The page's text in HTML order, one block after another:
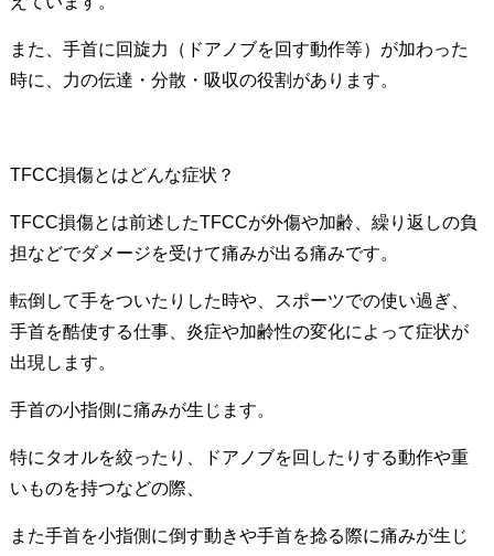
また、手首に回旋力（ドアノブを回す動作等）が加わった
時に、力の伝達・分散・吸収の役割があります。
TFCC損傷とはどんな症状？
TFCC損傷とは前述したTFCCが外傷や加齢、繰り返しの負
担などでダメージを受けて痛みが出る痛みです。
転倒して手をついたりした時や、スポーツでの使い過ぎ、
手首を酷使する仕事、炎症や加齢性の変化によって症状が
出現します。
手首の小指側に痛みが生じます。
特にタオルを絞ったり、ドアノブを回したりする動作や重
いものを持つなどの際、
また手首を小指側に倒す動きや手首を捻る際に痛みが生じ